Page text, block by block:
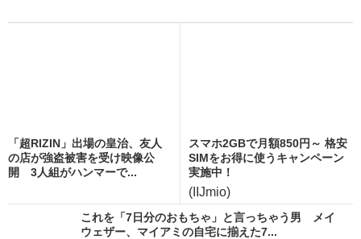
「超RIZIN」出場の皇治、友人
の店が強盗被害を受け映像公
開 3人組がハンマーで...
スマホ2GBで月額850円～ 格安
SIMをお得に使うキャンペーン
実施中！
(IIJmio)
これを「7日分のおもちゃ」と言っちゃう男 メイ
ウェザー、マイアミの自宅に揃えた7...